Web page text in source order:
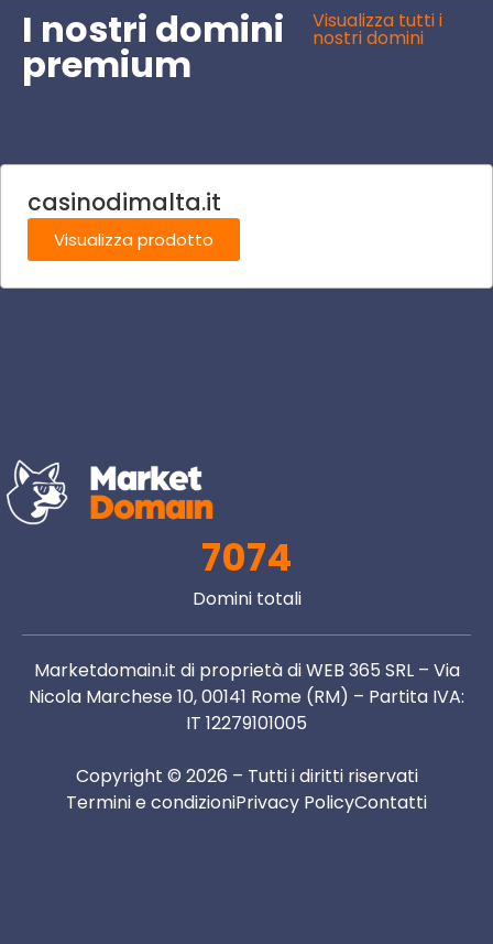
I nostri domini
premium
Visualizza tutti i
nostri domini
casinodimalta.it
Visualizza prodotto
7074
Domini totali
Marketdomain.it di proprietà di WEB 365 SRL – Via
Nicola Marchese 10, 00141 Rome (RM) – Partita IVA:
IT 12279101005
Copyright © 2026 – Tutti i diritti riservati
Termini e condizioniPrivacy PolicyContatti